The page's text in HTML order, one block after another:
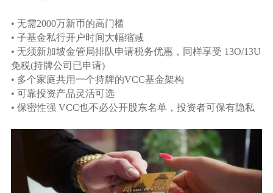
• 无需2000万新币的高门槛
• 子基金私行开户时间大幅缩减
• 无须新加坡金管局排队申请税务优惠，同样享受 13O/13U
免税(持牌公司已申请)
• 多个家庭共用一个持牌的VCC基金架构
• 可靠投资产品灵活可选
• 保密性强 VCC也不必公开股东名单，投资者可保有隐私